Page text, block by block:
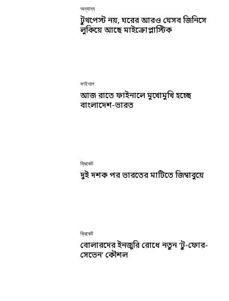
অন্যান্য
টুথপেস্ট নয়, ঘরের আরও যেসব জিনিসে
লুকিয়ে আছে মাইক্রোপ্লাস্টিক
ফাইনাল
আজ রাতে ফাইনালে মুখোমুখি হচ্ছে
বাংলাদেশ-ভারত
ক্রিকেট
দুই দশক পর ভারতের মাটিতে জিম্বাবুয়ে
ক্রিকেট
বোলারদের ইনজুরি রোধে নতুন ‘টু-ফোর-
সেভেন’ কৌশল